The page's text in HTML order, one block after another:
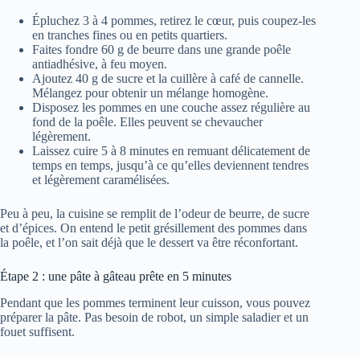
Épluchez 3 à 4 pommes, retirez le cœur, puis coupez-les
en tranches fines ou en petits quartiers.
Faites fondre 60 g de beurre dans une grande poêle
antiadhésive, à feu moyen.
Ajoutez 40 g de sucre et la cuillère à café de cannelle.
Mélangez pour obtenir un mélange homogène.
Disposez les pommes en une couche assez régulière au
fond de la poêle. Elles peuvent se chevaucher
légèrement.
Laissez cuire 5 à 8 minutes en remuant délicatement de
temps en temps, jusqu’à ce qu’elles deviennent tendres
et légèrement caramélisées.
Peu à peu, la cuisine se remplit de l’odeur de beurre, de sucre
et d’épices. On entend le petit grésillement des pommes dans
la poêle, et l’on sait déjà que le dessert va être réconfortant.
Étape 2 : une pâte à gâteau prête en 5 minutes
Pendant que les pommes terminent leur cuisson, vous pouvez
préparer la pâte. Pas besoin de robot, un simple saladier et un
fouet suffisent.